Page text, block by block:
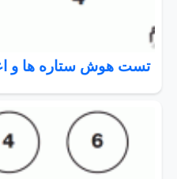
تست هوش ستاره ها و